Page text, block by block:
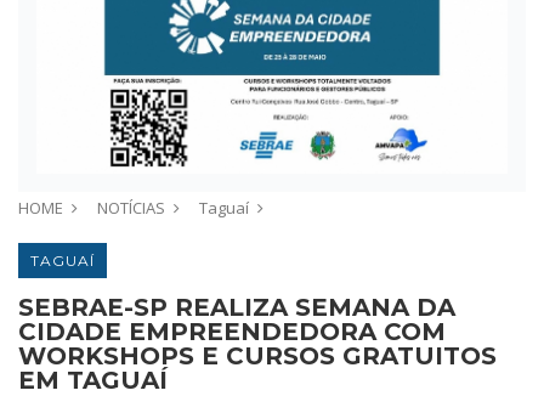
HOME NOTÍCIAS Taguaí
TAGUAÍ
SEBRAE-SP REALIZA SEMANA DA
CIDADE EMPREENDEDORA COM
WORKSHOPS E CURSOS GRATUITOS
EM TAGUAÍ